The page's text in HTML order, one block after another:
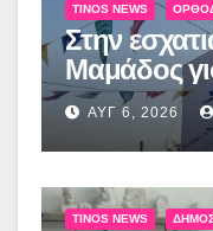
TINOS NEWS
Στην
Μαμάδος
ΑΥΓ 6, 2026
TINOS NEWS